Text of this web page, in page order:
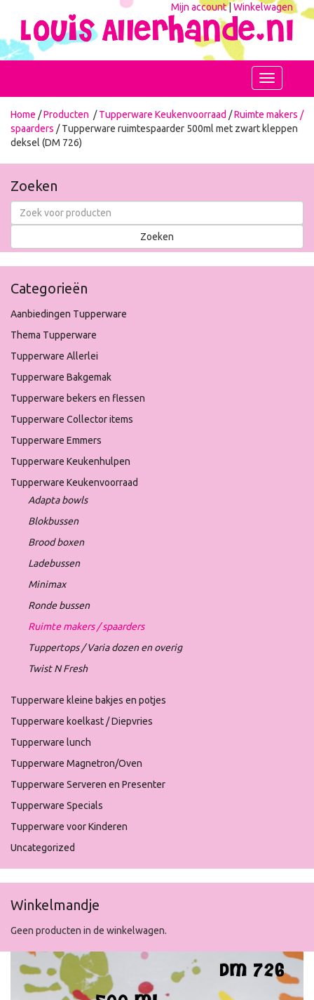
Mijn account|Winkelwagen
Toggle
navigation
Home /Producten /Tupperware Keukenvoorraad /Ruimte makers /
spaarders / Tupperware ruimtespaarder 500ml met zwart kleppen
deksel (DM 726)
Zoeken
Categorieën
Aanbiedingen Tupperware
Thema Tupperware
Tupperware Allerlei
Tupperware Bakgemak
Tupperware bekers en flessen
Tupperware Collector items
Tupperware Emmers
Tupperware Keukenhulpen
Tupperware Keukenvoorraad
Adapta bowls
Blokbussen
Brood boxen
Ladebussen
Minimax
Ronde bussen
Ruimte makers / spaarders
Tuppertops / Varia dozen en overig
Twist N Fresh
Tupperware kleine bakjes en potjes
Tupperware koelkast / Diepvries
Tupperware lunch
Tupperware Magnetron/Oven
Tupperware Serveren en Presenter
Tupperware Specials
Tupperware voor Kinderen
Uncategorized
Winkelmandje
Geen producten in de winkelwagen.